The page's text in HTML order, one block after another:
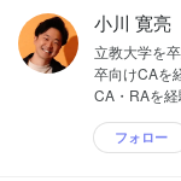
小川 寛亮
立教大学を
卒向けCAを
CA・RAを
フォロー